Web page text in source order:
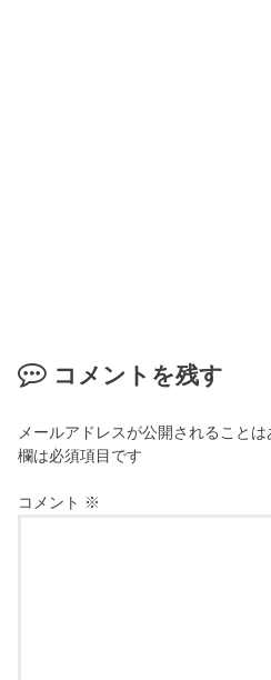
コメントを残す
メールアドレスが公開されることは
欄は必須項目です
コメント ※